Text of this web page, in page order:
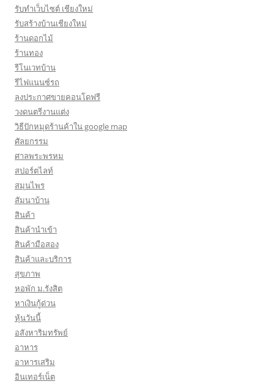
รับทำเว็บไซต์ เชียงใหม่
รับสร้างบ้านเชียงใหม่
ร้านดอกไม้
ร้านทอง
รีโนเวทบ้าน
รีไฟแนนซ์รถ
ลงประกาศขายคอนโดฟรี
วงดนตรีงานแต่ง
วิธีปักหมุดร้านค้าใน google map
ศัลยกรรม
ศาลพระพรหม
สปอร์ตไลท์
สมุนไพร
สัมนาบ้าน
สินค้า
สินค้านำเข้า
สินค้ามือสอง
สินค้าและบริการ
สุขภาพ
หอพัก ม.รังสิต
หาเงินกู้ด่วน
หุ้นวันนี้
อสังหาริมทรัพย์
อาหาร
อาหารเสริม
อินเทอร์เน็ต